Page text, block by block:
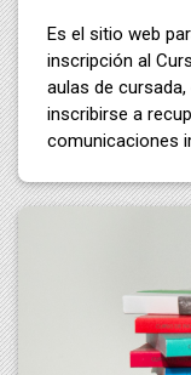
Es el sitio web
inscripción al
aulas de
inscribirse a
comunicaciones